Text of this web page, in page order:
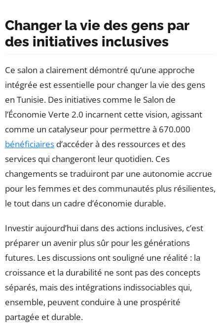
Changer la vie des gens par
des initiatives inclusives
Ce salon a clairement démontré qu’une approche
intégrée est essentielle pour changer la vie des gens
en Tunisie. Des initiatives comme le Salon de
l’Économie Verte 2.0 incarnent cette vision, agissant
comme un catalyseur pour permettre à 670.000
bénéficiaires d’accéder à des ressources et des
services qui changeront leur quotidien. Ces
changements se traduiront par une autonomie accrue
pour les femmes et des communautés plus résilientes,
le tout dans un cadre d’économie durable.
Investir aujourd’hui dans des actions inclusives, c’est
préparer un avenir plus sûr pour les générations
futures. Les discussions ont souligné une réalité : la
croissance et la durabilité ne sont pas des concepts
séparés, mais des intégrations indissociables qui,
ensemble, peuvent conduire à une prospérité
partagée et durable.